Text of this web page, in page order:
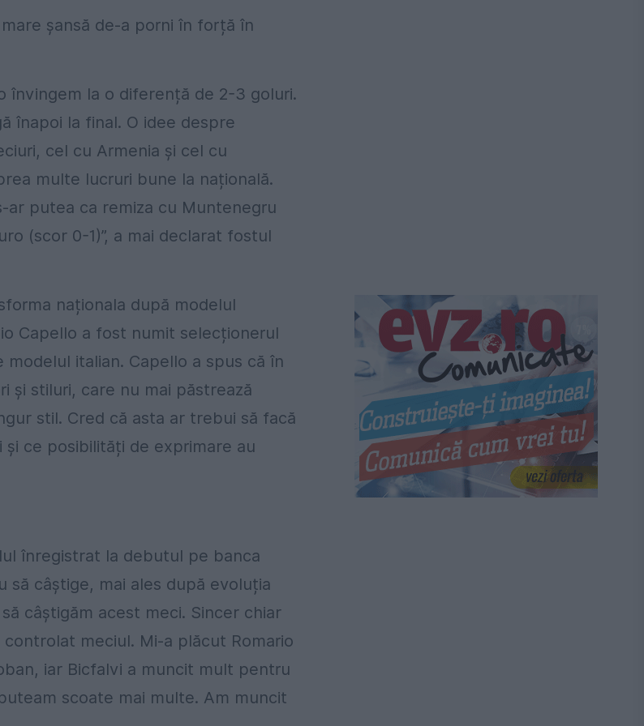
șansă de-a porni în forță în
învingem la o diferență de 2-3 goluri.
înapoi la final. O idee despre
cel cu Armenia și cel cu
multe lucruri bune la națională.
ar putea ca remiza cu Muntenegru
(scor 0-1)”, a mai declarat fostul
naționala după modelul
Capello a fost numit selecționerul
italian. Capello a spus că în
și stiluri, care nu mai păstrează
stil. Cred că asta ar trebui să facă
ce posibilități de exprimare au
înregistrat la debutul pe banca
să câștige, mai ales după evoluția
câștigăm acest meci. Sincer chiar
meciul. Mi-a plăcut Romario
iar Bicfalvi a muncit mult pentru
scoate mai multe. Am muncit